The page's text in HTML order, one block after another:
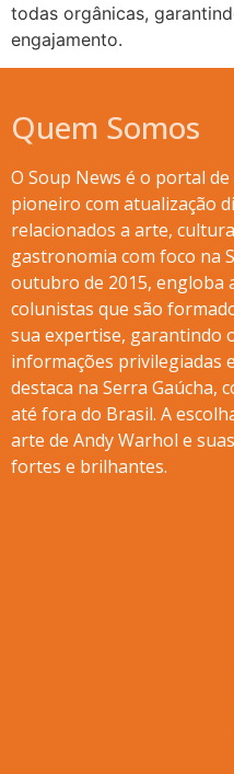
todas orgânicas,
engajamento.
Quem Somos
O Soup News é o portal
pioneiro com atualização
relacionados a arte,
gastronomia com foco na
outubro de 2015, engloba
colunistas que são
sua expertise, garantindo
informações privilegiadas
destaca na Serra Gaúcha,
até fora do Brasil. A
arte de Andy Warhol e
fortes e brilhantes.